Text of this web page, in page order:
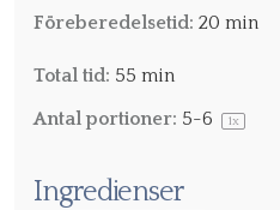
Föreberedelsetid: 20 min
Total tid: 55 min
Antal portioner: 5-6 1x
Ingredienser